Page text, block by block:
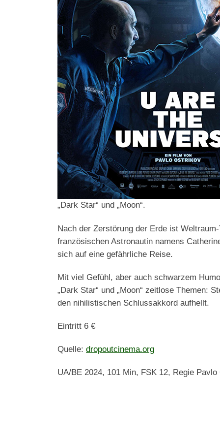
„Dark Star“ und „Moon“.
Nach der Zerstörung der Erde ist
französischen Astronautin namens
sich auf eine gefährliche Reise.
Mit viel Gefühl, aber auch schwarzem
„Dark Star“ und „Moon“ zeitlose Themen:
den nihilistischen Schlussakkord aufhellt.
Eintritt 6 €
Quelle: dropoutcinema.org
UA/BE 2024, 101 Min, FSK 12, Regie